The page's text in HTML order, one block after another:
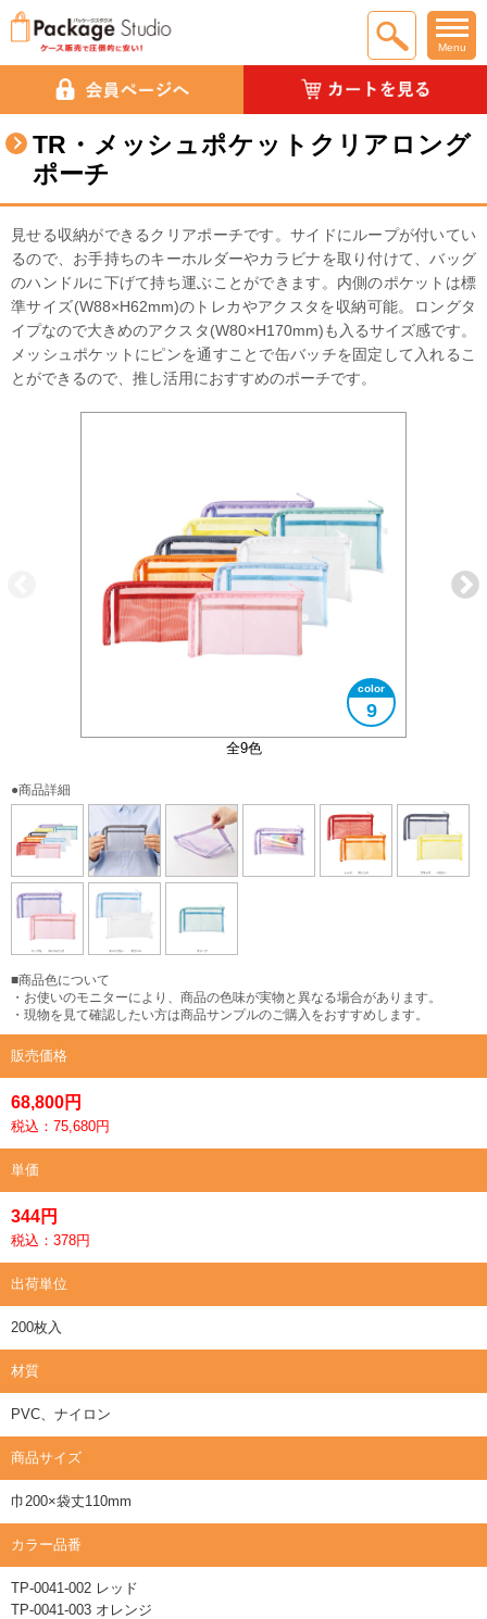
Menu
TR・メッシュポケットクリアロング
ポーチ
見せる収納ができるクリアポーチです。サイドにループが付いてい
るので、お手持ちのキーホルダーやカラビナを取り付けて、バッグ
のハンドルに下げて持ち運ぶことができます。内側のポケットは標
準サイズ(W88×H62mm)のトレカやアクスタを収納可能。ロングタ
イプなので大きめのアクスタ(W80×H170mm)も入るサイズ感です。
メッシュポケットにピンを通すことで缶バッチを固定して入れるこ
とができるので、推し活用におすすめのポーチです。
全9色
9
大きさイメージ
内側メッシュポケット付き
使用イメージ
●商品詳細
■商品色について
・お使いのモニターにより、商品の色味が実物と異なる場合があります。
・現物を見て確認したい方は商品サンプルのご購入をおすすめします。
販売価格
68,800円
税込：75,680円
単価
344円
税込：378円
出荷単位
200枚入
材質
PVC、ナイロン
商品サイズ
巾200×袋丈110mm
カラー品番
TP-0041-002 レッド
TP-0041-003 オレンジ